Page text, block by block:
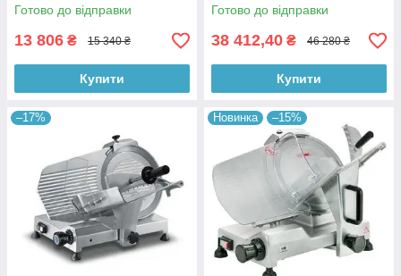
Готово до відправки
13 806 ₴ 15 340 ₴
Купити
Готово до відправки
38 412,40 ₴ 46 280 ₴
Купити
–17% Новинка –15%